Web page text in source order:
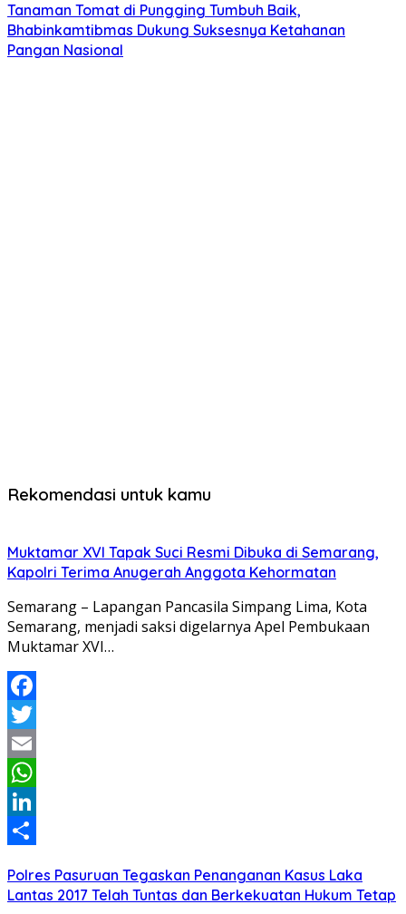
Tanaman Tomat di Pungging Tumbuh Baik,
Bhabinkamtibmas Dukung Suksesnya Ketahanan
Pangan Nasional
Rekomendasi untuk kamu
Muktamar XVI Tapak Suci Resmi Dibuka di Semarang,
Kapolri Terima Anugerah Anggota Kehormatan
Semarang – Lapangan Pancasila Simpang Lima, Kota
Semarang, menjadi saksi digelarnya Apel Pembukaan
Muktamar XVI…
Facebook
Twitter
Email
WhatsApp
LinkedIn
Polres Pasuruan Tegaskan Penanganan Kasus Laka
Lantas 2017 Telah Tuntas dan Berkekuatan Hukum Tetap